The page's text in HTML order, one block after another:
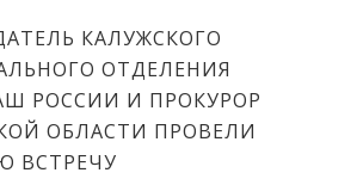
КАЛУЖСКОГО
ОТДЕЛЕНИЯ
РОССИИ И ПРОКУРОР
ОБЛАСТИ ПРОВЕЛИ
ВСТРЕЧУ